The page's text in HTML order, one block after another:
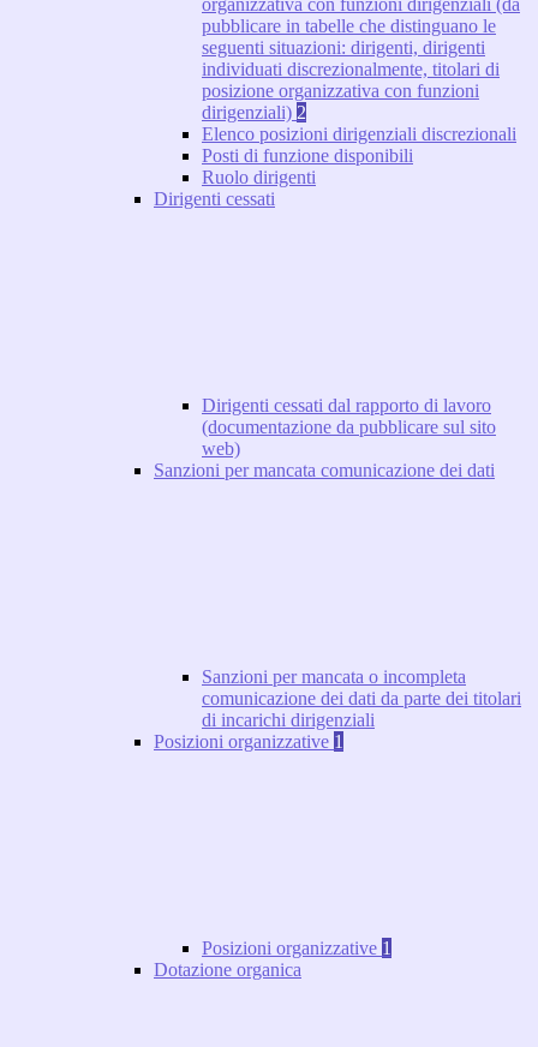
organizzativa con funzioni dirigenziali (da
pubblicare in tabelle che distinguano le
seguenti situazioni: dirigenti, dirigenti
individuati discrezionalmente, titolari di
posizione organizzativa con funzioni
dirigenziali) 2
Elenco posizioni dirigenziali discrezionali
Posti di funzione disponibili
Ruolo dirigenti
Dirigenti cessati
Dirigenti cessati dal rapporto di lavoro
(documentazione da pubblicare sul sito
web)
Sanzioni per mancata comunicazione dei dati
Sanzioni per mancata o incompleta
comunicazione dei dati da parte dei titolari
di incarichi dirigenziali
Posizioni organizzative 1
Posizioni organizzative 1
Dotazione organica